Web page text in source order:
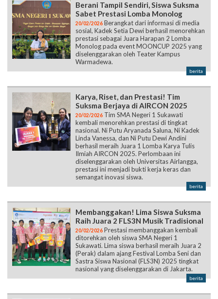
Berani Tampil Sendiri, Siswa Suksma
Sabet Prestasi Lomba Monolog
20/02/2026 Berangkat dari informasi di media
sosial, Kadek Setia Dewi berhasil menorehkan
prestasi sebagai Juara Harapan 2 Lomba
Monolog pada event MOONCUP 2025 yang
diselenggarakan oleh Teater Kampus
Warmadewa.
berita
Karya, Riset, dan Prestasi! Tim
Suksma Berjaya di AIRCON 2025
20/02/2026 Tim SMA Negeri 1 Sukawati
kembali menorehkan prestasi di tingkat
nasional. Ni Putu Aryanada Saluna, Ni Kadek
Linda Vanessa, dan Ni Putu Dewi Andini
berhasil meraih Juara 1 Lomba Karya Tulis
Ilmiah AIRCON 2025. Perlombaan ini
diselenggarakan oleh Universitas Airlangga,
prestasi ini menjadi bukti kerja keras dan
semangat inovasi siswa.
berita
Membanggakan! Lima Siswa Suksma
Raih Juara 2 FLS3N Musik Tradisional
20/02/2026 Prestasi membanggakan kembali
ditorehkan oleh siswa SMA Negeri 1
Sukawati. Lima siswa berhasil meraih Juara 2
(Perak) dalam ajang Festival Lomba Seni dan
Sastra Siswa Nasional (FLS3N) 2025 tingkat
nasional yang diselenggarakan di Jakarta.
berita